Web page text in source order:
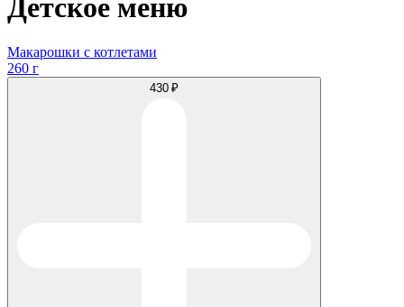
Детское меню
Макарошки с котлетами
260 г
430 ₽